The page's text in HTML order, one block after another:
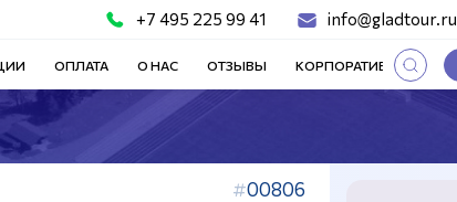
+7 495 225 99 41 info@gladtour.ru
ОПЛАТА О НАС ОТЗЫВЫ КОРПОРАТИВНЫЕ ТУРЫ
00806